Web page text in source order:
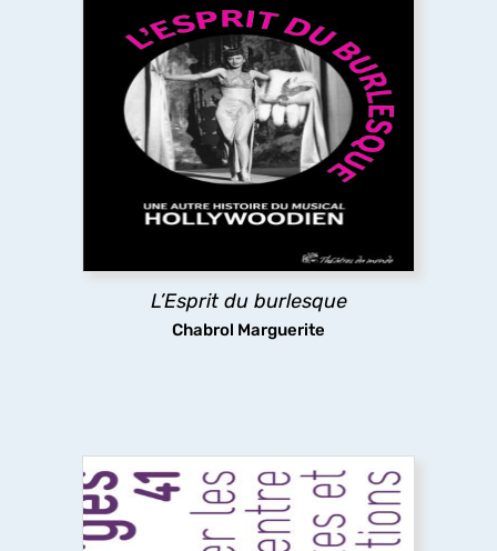
L’Esprit du burlesque
Chabrol Marguerite
L’Esprit du burlesque
L’ouvrage revisite l’âge d’or du film musical
américain du XXe siècle en y cherchant l’héritage
burlesquequi se trouve aux origines
du genre, mais que le cinéma a en partie effacé
pour privilégier sa dimension romantique.
découvrir